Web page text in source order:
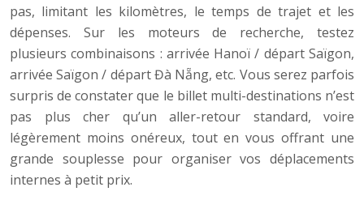
pas, limitant les kilomètres, le temps de trajet et les
dépenses. Sur les moteurs de recherche, testez
plusieurs combinaisons : arrivée Hanoï / départ Saïgon,
arrivée Saïgon / départ Đà Nẵng, etc. Vous serez parfois
surpris de constater que le billet multi-destinations n’est
pas plus cher qu’un aller-retour standard, voire
légèrement moins onéreux, tout en vous offrant une
grande souplesse pour organiser vos déplacements
internes à petit prix.